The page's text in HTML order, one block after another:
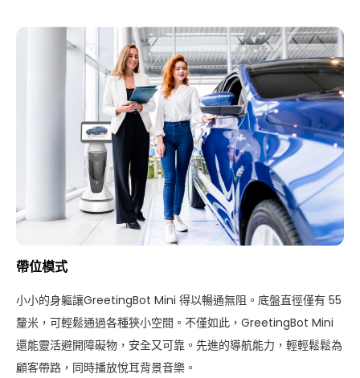
帶位模式
小小的身軀讓GreetingBot Mini 得以暢通無阻。底盤直徑僅有 55
釐米，可輕鬆通過各種狹小空間。不僅如此，GreetingBot Mini
還能靈活避開障礙物，安全又可靠。先進的導航能力，輕輕鬆鬆為
顧客帶路，同時播放悅耳背景音樂。